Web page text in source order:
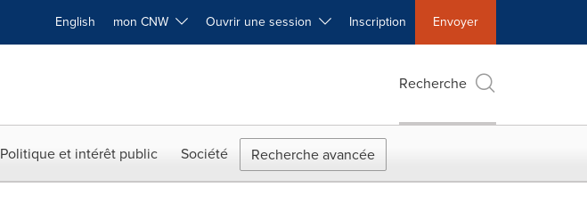
English mon CNW Ouvrir une session Inscription Envoyer
Recherche
Politique et intérêt public Société Recherche avancée